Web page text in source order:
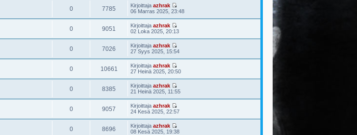
0 7785 Kirjoittaja azhrak
06 Marras 2025, 23:48
0 9051 Kirjoittaja azhrak
02 Loka 2025, 20:13
0 7026 Kirjoittaja azhrak
27 Syys 2025, 15:54
0 10661 Kirjoittaja azhrak
27 Heinä 2025, 20:50
0 8385 Kirjoittaja azhrak
21 Heinä 2025, 11:55
0 9057 Kirjoittaja azhrak
24 Kesä 2025, 22:57
0 8696 Kirjoittaja azhrak
08 Kesä 2025, 19:38